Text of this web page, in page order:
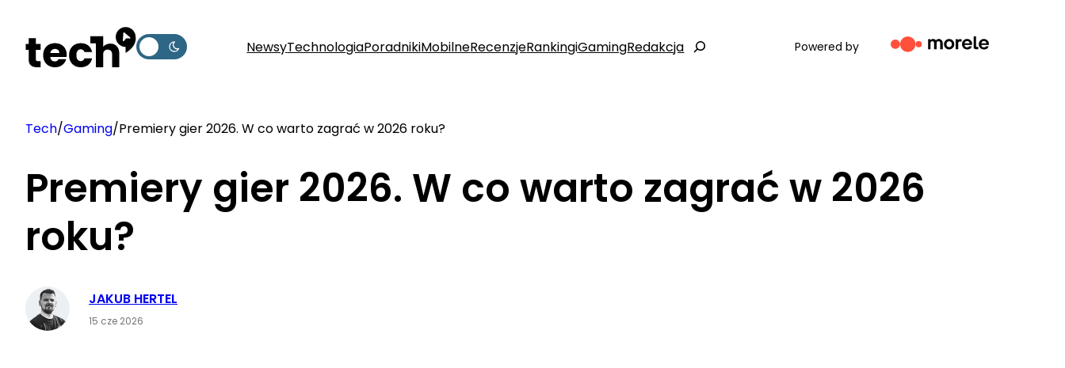
treści
NewsyTechnologiaPoradnikiMobilneRecenzjeRankingiGamingRedakcjaSzukaj
Powered by
Tech/Gaming/Premiery gier 2026. W co warto zagrać w 2026 roku?
Premiery gier 2026. W co warto zagrać w 2026
roku?
JAKUB HERTEL
15 cze 2026